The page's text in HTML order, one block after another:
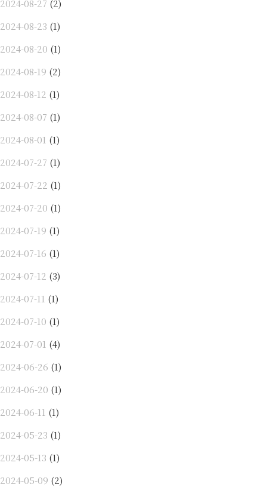
2024-08-27 (2)
2024-08-23 (1)
2024-08-20 (1)
2024-08-19 (2)
2024-08-12 (1)
2024-08-07 (1)
2024-08-01 (1)
2024-07-27 (1)
2024-07-22 (1)
2024-07-20 (1)
2024-07-19 (1)
2024-07-16 (1)
2024-07-12 (3)
2024-07-11 (1)
2024-07-10 (1)
2024-07-01 (4)
2024-06-26 (1)
2024-06-20 (1)
2024-06-11 (1)
2024-05-23 (1)
2024-05-13 (1)
2024-05-09 (2)